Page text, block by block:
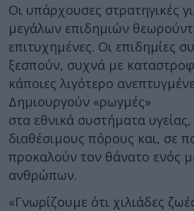
Οι υπάρχουσες στρατηγικές
μεγάλων επιδημιών
επιτυχημένες. Οι επιδημίες
ξεσπούν, συχνά με
κάποιες λιγότερο
Δημιουργούν «ρωγμές»
στα εθνικά συστήματα
διαθέσιμους πόρους και, σε
προκαλούν τον θάνατο ενός
ανθρώπων.
«Γνωρίζουμε ότι χιλιάδες